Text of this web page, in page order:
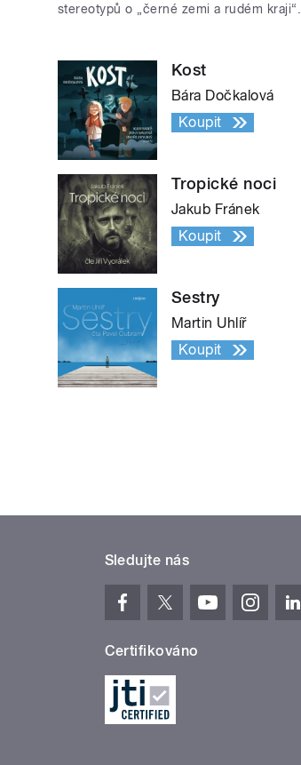
stereotypů o „černé zemi a rudém kraji“.
Kost
Bára Dočkalová
Koupit
Tropické noci
Jakub Fránek
Koupit
Sestry
Martin Uhlíř
Koupit
Sledujte nás
Certifikováno